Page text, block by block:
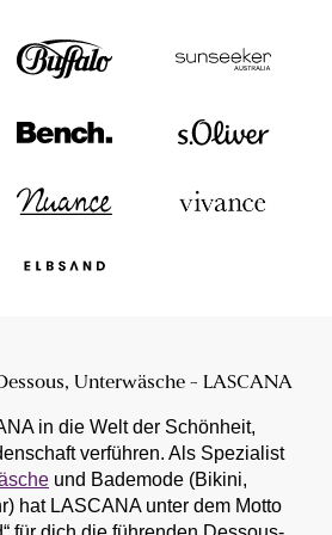
Unterwäsche - LASCANA
in die Welt der Schönheit,
verführen. Als Spezialist
und Bademode (Bikini,
hat LASCANA unter dem Motto